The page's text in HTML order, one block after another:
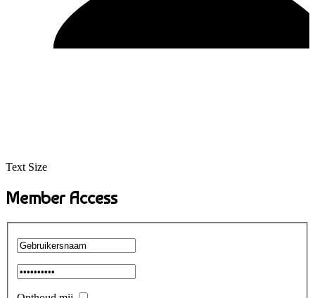
Text Size
Member Access